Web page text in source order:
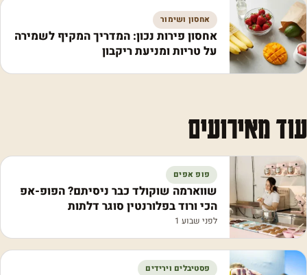
אחסון ושימור
אחסון פירות נכון: המדריך המקיף לשמירה
על טריות ומניעת ריקבון
עוד מאירועים
פופ אפים
שווארמה שוקולד כבר ניסיתם? הפופ-אפ
הכי ורוד בפלורנטין סוגר דלתות
לפני שבוע 1
פסטיבלים וירידים